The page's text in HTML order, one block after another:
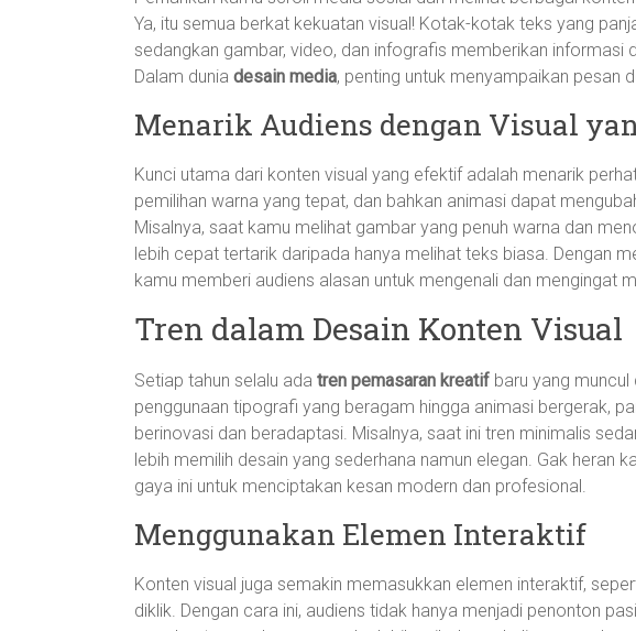
Ya, itu semua berkat kekuatan visual! Kotak-kotak teks yang
sedangkan gambar, video, dan infografis memberikan informasi
Dalam dunia desain media, penting untuk menyampaikan pesan
Menarik Audiens dengan Visual
Kunci utama dari konten visual yang efektif adalah menarik
pemilihan warna yang tepat, dan bahkan animasi dapat
Misalnya, saat kamu melihat gambar yang penuh warna dan
lebih cepat tertarik daripada hanya melihat teks biasa. Dengan
kamu memberi audiens alasan untuk mengenali dan mengingat
Tren dalam Desain Konten Visual
Setiap tahun selalu ada tren pemasaran kreatif baru yang
penggunaan tipografi yang beragam hingga animasi bergerak,
berinovasi dan beradaptasi. Misalnya, saat ini tren minimalis
lebih memilih desain yang sederhana namun elegan. Gak heran
gaya ini untuk menciptakan kesan modern dan profesional.
Menggunakan Elemen Interaktif
Konten visual juga semakin memasukkan elemen interaktif,
diklik. Dengan cara ini, audiens tidak hanya menjadi penonton